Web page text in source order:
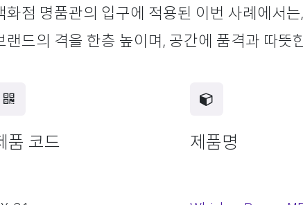
화점 명품관의 입구에 적용된 이번 사례에서
랜드의 격을 한층 높이며, 공간에 품격과 따뜻
품 코드 제품명